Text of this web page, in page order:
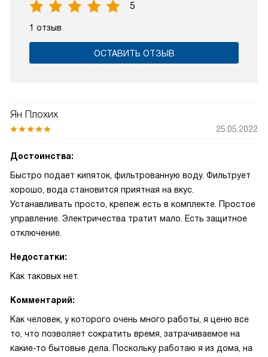
5
1 отзыв
ОСТАВИТЬ ОТЗЫВ
Ян Плохих
25.05.2022
Достоинства:
Быстро подает кипяток, фильтрованную воду. Фильтрует
хорошо, вода становится приятная на вкус.
Устанавливать просто, крепеж есть в комплекте. Простое
управление. Электричества тратит мало. Есть защитное
отключение.
Недостатки:
Как таковых нет.
Комментарий:
Как человек, у которого очень много работы, я ценю все
то, что позволяет сократить время, затрачиваемое на
какие-то бытовые дела. Поскольку работаю я из дома, на